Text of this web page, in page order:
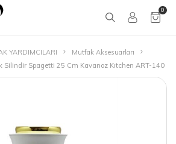
0
YARDIMCILARI
Mutfak Aksesuarları
Silindir Spagetti 25 Cm Kavanoz Kıtchen ART-140